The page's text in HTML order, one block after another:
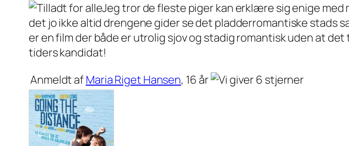
Jeg tror de fleste piger kan erklære sig enige
det jo ikke altid drengene gider se det pladderromantiske stads
er en film der både er utrolig sjov og stadig romantisk uden at
tiders kandidat!
Anmeldt afMaria Riget Hansen, 16 år